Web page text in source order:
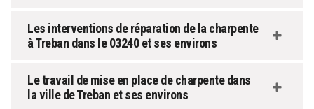
Les interventions de réparation de la charpente
à Treban dans le 03240 et ses environs
Le travail de mise en place de charpente dans
la ville de Treban et ses environs